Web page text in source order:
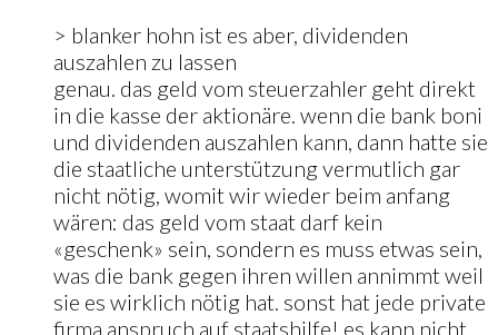
> blanker hohn ist es aber, dividenden
auszahlen zu lassen
genau. das geld vom steuerzahler geht direkt
in die kasse der aktionäre. wenn die bank boni
und dividenden auszahlen kann, dann hatte sie
die staatliche unterstützung vermutlich gar
nicht nötig, womit wir wieder beim anfang
wären: das geld vom staat darf kein
«geschenk» sein, sondern es muss etwas sein,
was die bank gegen ihren willen annimmt weil
sie es wirklich nötig hat. sonst hat jede private
firma anspruch auf staatshilfe! es kann nicht